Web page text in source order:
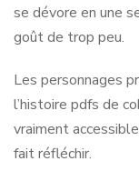
se dévore en une
goût de trop peu.
Les personnages
l’histoire pdfs de
vraiment
fait réfléchir.